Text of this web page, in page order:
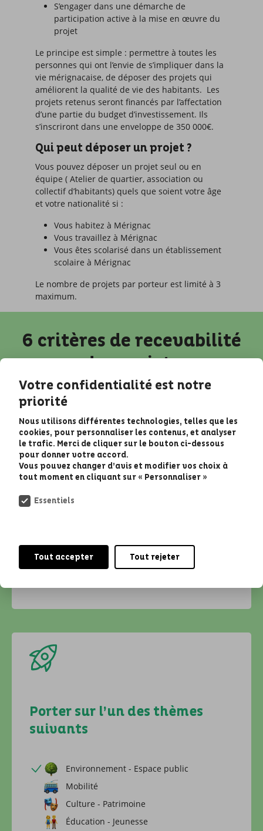
S’engager dans une démarche de
participation active à la mise en œuvre du
projet
Le principe est simple : permettre à toutes les
personnes qui ont l’envie de s’impliquer dans la
vie mérignacaise, de déposer des projets qui
améliorent la qualité de vie des habitants. Les
projets retenus seront financés par l’affectation
d’une partie du budget d’investissement. Ils
s’inscriront dans une enveloppe de 350 000€.
Qui peut déposer un projet ?
Vous pouvez déposer un projet seul ou en
équipe ( Atelier de quartier, association ou
collectif d’habitants) quels que soient votre âge
et votre nationalité si :
Vous habitez à Mérignac
Vous travaillez à Mérignac
Vous êtes scolarisé dans un établissement
scolaire à Mérignac
Le nombre de projets par porteur est limité à 3
maximum.
6 critères de recevabilité
des projets
Satisfaire l’intérêt général
Contre-exemple :
installation d’une place de
Porter sur l’un des thèmes
suivants
Environnement - Espace public
Mobilité
Culture - Patrimoine
Éducation - Jeunesse
Votre confidentialité est notre
priorité
Nous utilisons différentes technologies, telles que les
cookies, pour personnaliser les contenus, et analyser
le trafic. Merci de cliquer sur le bouton ci-dessous
pour donner votre accord.
Vous pouvez changer d’avis et modifier vos choix à
tout moment en cliquant sur « Personnaliser »
Essentiels
Tout accepter Tout rejeter